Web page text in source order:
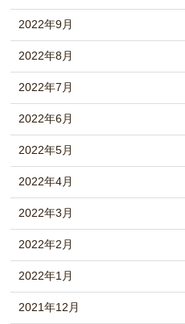
2022年9月
2022年8月
2022年7月
2022年6月
2022年5月
2022年4月
2022年3月
2022年2月
2022年1月
2021年12月